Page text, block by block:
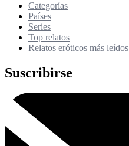
Categorías
Países
Series
Top relatos
Relatos eróticos más leídos
Suscribirse